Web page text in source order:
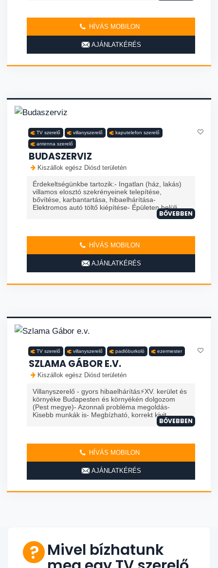
HÍVÁS MOBILON
AJÁNLATKÉRÉS
TV szerelő villanyszerelő kaputelefon szerelő
antenna szerelő
BUDASZERVIZ
Kiszállok egész Diósd területén
Érdekeltségünkbe tartozik:- Ingatlan (ház, lakás)
villamos elosztó szekrényeinek telepítése,
bővítése, karbantartása, hibaelhárítása-
Elektromos autó töltő kiépítése- Épületen belüli ...
BŐVEBBEN
HÍVÁS MOBILON
AJÁNLATKÉRÉS
TV szerelő villanyszerelő padlóburkoló ezermester
SZLAMA GÁBOR E.V.
Kiszállok egész Diósd területén
Villanyszerelő - gyors hibaelhárítás⚡️XV. kerület és
környéke Budapesten és környékén dolgozom
(Pest megye)- Azonnali probléma megoldás-
Kisebb munkák is- Megbízható, korrekt kivit...
BŐVEBBEN
HÍVÁS MOBILON
AJÁNLATKÉRÉS
Mivel bízhatunk